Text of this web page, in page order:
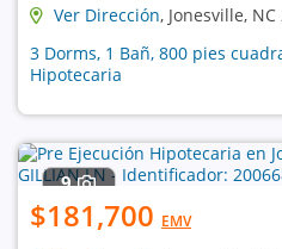
Ver Dirección, Jonesville, NC
3 Dorms, 1 Bañ, 800 pies
Hipotecaria
9
$181,700 EMV